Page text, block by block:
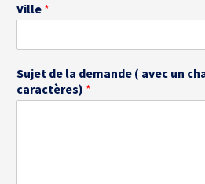
Ville *
Sujet de la demande ( avec un
caractères) *